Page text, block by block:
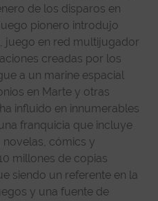
de los disparos en
pionero introdujo
juego en red multijugador
creadas por los
a un marine espacial
en Marte y otras
influido en innumerables
franquicia que incluye
novelas, cómics y
millones de copias
siendo un referente en la
y una fuente de